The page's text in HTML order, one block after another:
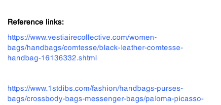
Reference links:
https://www.vestiairecollective.com/women-
bags/handbags/comtesse/black-leather-comtesse-
handbag-16136332.shtml
https://www.1stdibs.com/fashion/handbags-purses-
bags/crossbody-bags-messenger-bags/paloma-picasso-